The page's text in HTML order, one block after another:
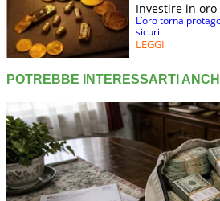
Investire in oro
L’oro torna
sicuri
LEGGI